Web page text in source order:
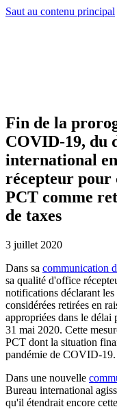
Saut au contenu principal
Fin de la
COVID-19, du
international
récepteur pour
PCT comme
de taxes
3 juillet 2020
Dans sa communication
sa qualité d'office
notifications déclarant
considérées retirées en
appropriées dans le délai
31 mai 2020. Cette
PCT dont la situation
pandémie de COVID-19.
Dans une nouvelle
Bureau international
qu'il étendrait encore